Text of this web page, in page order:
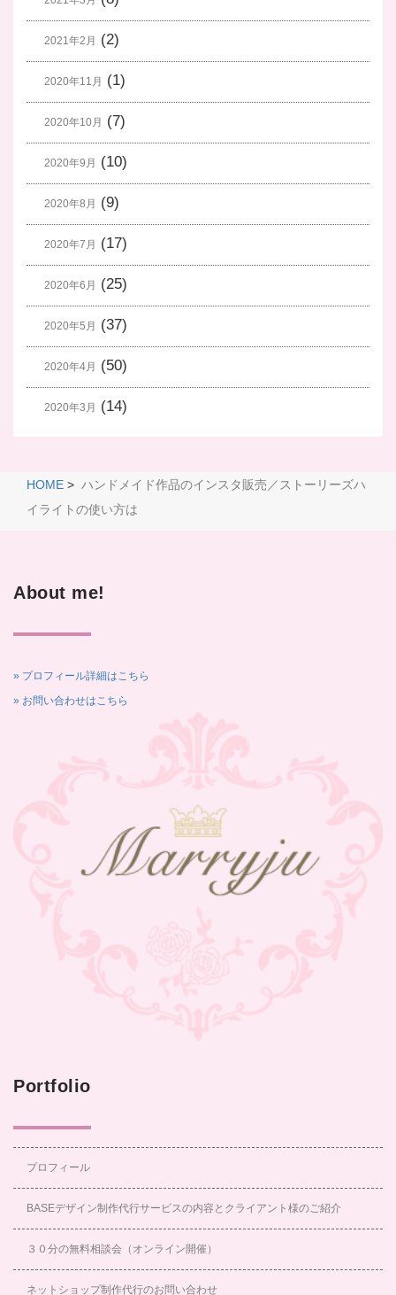
2021年2月 (2)
2020年11月 (1)
2020年10月 (7)
2020年9月 (10)
2020年8月 (9)
2020年7月 (17)
2020年6月 (25)
2020年5月 (37)
2020年4月 (50)
2020年3月 (14)
HOME > ハンドメイド作品のインスタ販売／ストーリーズハ
イライトの使い方は
About me!
» プロフィール詳細はこちら
» お問い合わせはこちら
Portfolio
プロフィール
BASEデザイン制作代行サービスの内容とクライアント様のご紹介
３０分の無料相談会（オンライン開催）
ネットショップ制作代行のお問い合わせ